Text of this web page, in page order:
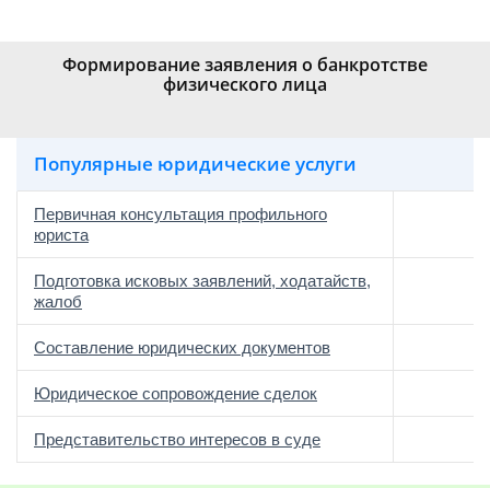
Формирование заявления о банкротстве
физического лица
Популярные юридические услуги
Первичная консультация профильного
юриста
Подготовка исковых заявлений, ходатайств,
жалоб
Составление юридических документов
Юридическое сопровождение сделок
Представительство интересов в суде